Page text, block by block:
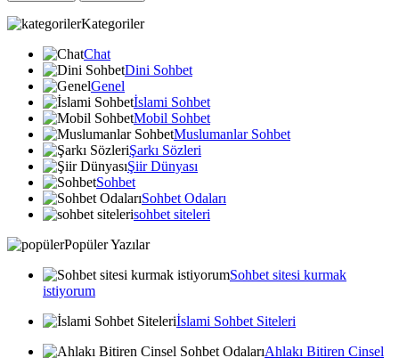
Kategoriler
Chat
Dini Sohbet
Genel
İslami Sohbet
Mobil Sohbet
Muslumanlar Sohbet
Şarkı Sözleri
Şiir Dünyası
Sohbet
Sohbet Odaları
sohbet siteleri
Popüler Yazılar
Sohbet sitesi kurmak
istiyorum
İslami Sohbet Siteleri
Ahlakı Bitiren Cinsel